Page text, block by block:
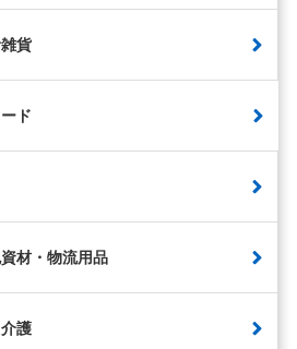
貨
ド
材・物流用品
護